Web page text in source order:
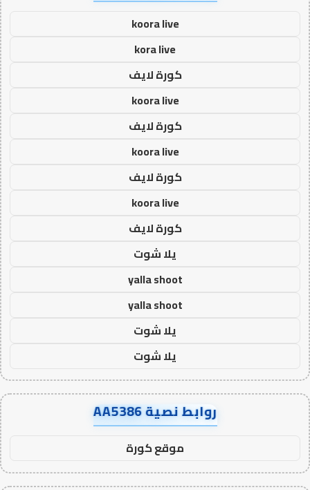
koora live
kora live
كورة لايف
koora live
كورة لايف
koora live
كورة لايف
koora live
كورة لايف
يلا شوت
yalla shoot
yalla shoot
يلا شوت
يلا شوت
روابط نصية AA5386
موقع كورة